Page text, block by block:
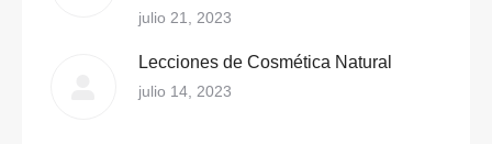
julio 21, 2023
Lecciones de Cosmética Natural
julio 14, 2023